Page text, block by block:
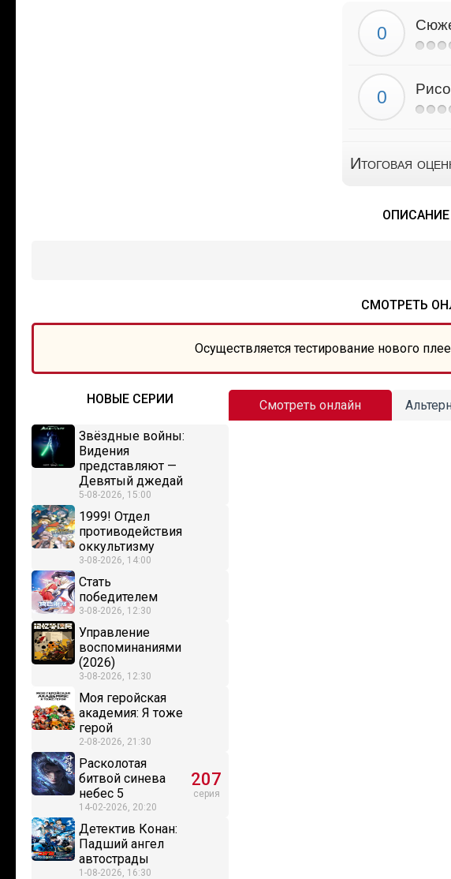
Итоговая
СМОТРЕТЬ
Осуществляется тестирование нового
НОВЫЕ СЕРИИ
Звёздные войны:
Видения
представляют —
Девятый джедай
5-08-2026, 15:00
1999! Отдел
противодействия
оккультизму
3-08-2026, 14:00
Стать
победителем
3-08-2026, 12:30
Управление
воспоминаниями
(2026)
3-08-2026, 12:30
Моя геройская
академия: Я тоже
герой
2-08-2026, 21:30
Расколотая
битвой синева
небес 5
14-02-2026, 20:20
207
серия
Детектив Конан:
Падший ангел
автострады
1-08-2026, 16:30
Смотреть онлайн